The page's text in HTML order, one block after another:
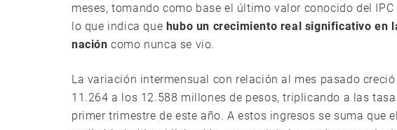
meses, tomando como base el último valor conocido del IPC
lo que indica que hubo un crecimiento real significativo en
nacióncomo nunca se vio.
La variación intermensual con relación al mes pasado
11.264 a los 12.588 millones de pesos, triplicando a las
primer trimestre de este año. A estos ingresos se suma que